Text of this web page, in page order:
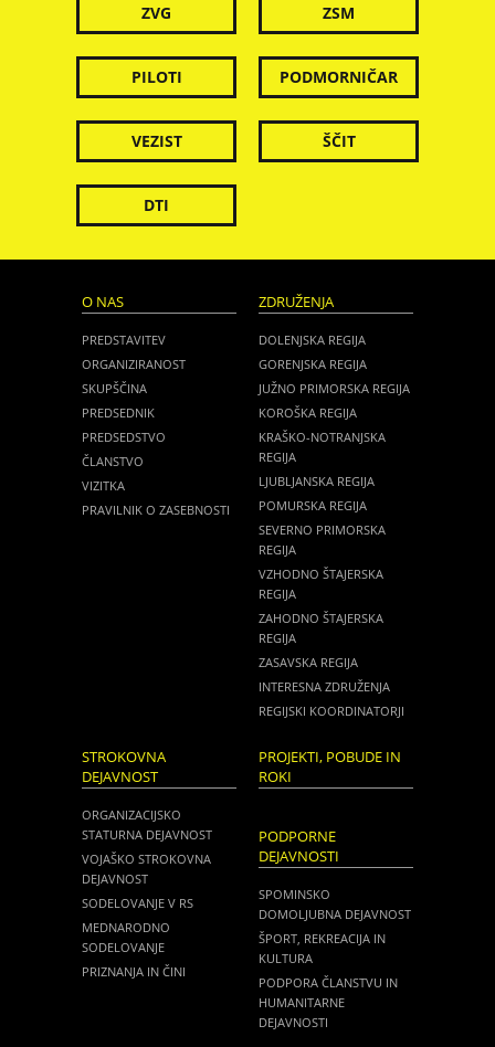
ZVG ZSM
PILOTI PODMORNIČAR
VEZIST ŠČIT
DTI
O NAS
PREDSTAVITEV
ORGANIZIRANOST
SKUPŠČINA
PREDSEDNIK
PREDSEDSTVO
ČLANSTVO
VIZITKA
PRAVILNIK O ZASEBNOSTI
ZDRUŽENJA
DOLENJSKA REGIJA
GORENJSKA REGIJA
JUŽNO PRIMORSKA REGIJA
KOROŠKA REGIJA
KRAŠKO-NOTRANJSKA
REGIJA
LJUBLJANSKA REGIJA
POMURSKA REGIJA
SEVERNO PRIMORSKA
REGIJA
VZHODNO ŠTAJERSKA
REGIJA
ZAHODNO ŠTAJERSKA
REGIJA
ZASAVSKA REGIJA
INTERESNA ZDRUŽENJA
REGIJSKI KOORDINATORJI
STROKOVNA
DEJAVNOST
ORGANIZACIJSKO
STATURNA DEJAVNOST
VOJAŠKO STROKOVNA
DEJAVNOST
SODELOVANJE V RS
MEDNARODNO
SODELOVANJE
PRIZNANJA IN ČINI
PROJEKTI, POBUDE IN
ROKI
PODPORNE
DEJAVNOSTI
SPOMINSKO
DOMOLJUBNA DEJAVNOST
ŠPORT, REKREACIJA IN
KULTURA
PODPORA ČLANSTVU IN
HUMANITARNE
DEJAVNOSTI